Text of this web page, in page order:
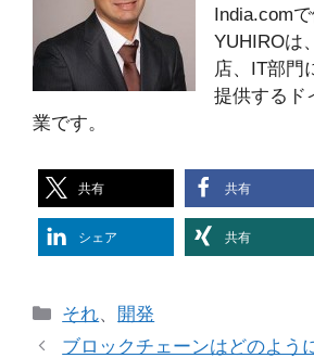
India.comで
YUHIROは
店、IT部門
提供するド
業です。
共有 共有
シェア 共有
カ
テ
それ、 開発
ブロックチェーンはどのよう